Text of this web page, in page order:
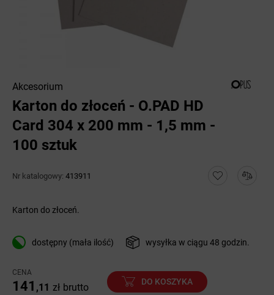
Akcesorium
Karton do złoceń - O.PAD HD
Card 304 x 200 mm - 1,5 mm -
100 sztuk
Nr katalogowy: 413911
Karton do złoceń.
dostępny (mała ilość) wysyłka w ciągu 48 godzin.
CENA
141 ,11 zł brutto
DO KOSZYKA